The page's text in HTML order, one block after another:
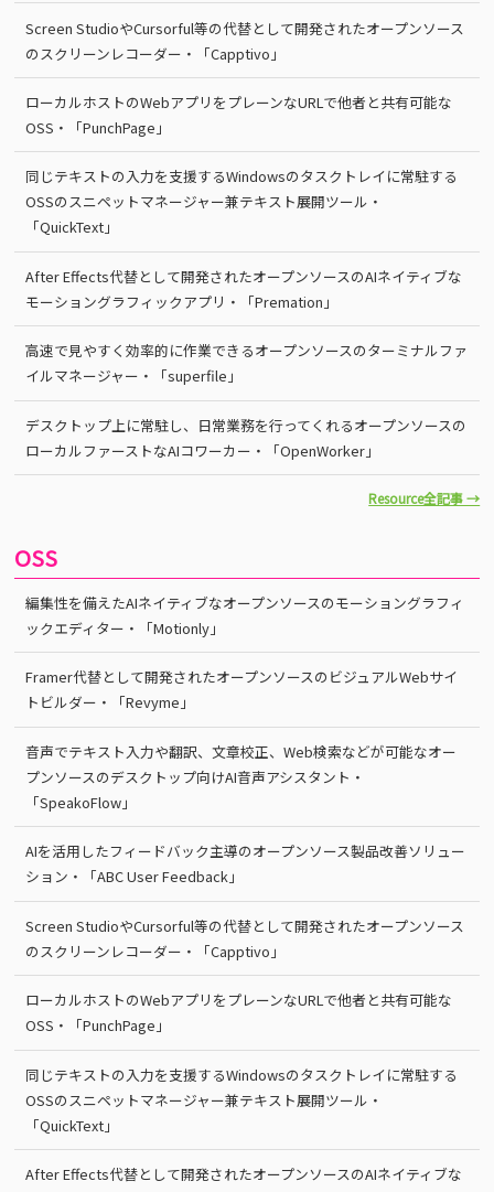
Screen StudioやCursorful等の代替として開発されたオープンソース
のスクリーンレコーダー・「Capptivo」
ローカルホストのWebアプリをプレーンなURLで他者と共有可能な
OSS・「PunchPage」
同じテキストの入力を支援するWindowsのタスクトレイに常駐する
OSSのスニペットマネージャー兼テキスト展開ツール・
「QuickText」
After Effects代替として開発されたオープンソースのAIネイティブな
モーショングラフィックアプリ・「Premation」
高速で見やすく効率的に作業できるオープンソースのターミナルファ
イルマネージャー・「superfile」
デスクトップ上に常駐し、日常業務を行ってくれるオープンソースの
ローカルファーストなAIコワーカー・「OpenWorker」
Resource全記事 →
OSS
編集性を備えたAIネイティブなオープンソースのモーショングラフィ
ックエディター・「Motionly」
Framer代替として開発されたオープンソースのビジュアルWebサイ
トビルダー・「Revyme」
音声でテキスト入力や翻訳、文章校正、Web検索などが可能なオー
プンソースのデスクトップ向けAI音声アシスタント・
「SpeakoFlow」
AIを活用したフィードバック主導のオープンソース製品改善ソリュー
ション・「ABC User Feedback」
Screen StudioやCursorful等の代替として開発されたオープンソース
のスクリーンレコーダー・「Capptivo」
ローカルホストのWebアプリをプレーンなURLで他者と共有可能な
OSS・「PunchPage」
同じテキストの入力を支援するWindowsのタスクトレイに常駐する
OSSのスニペットマネージャー兼テキスト展開ツール・
「QuickText」
After Effects代替として開発されたオープンソースのAIネイティブな